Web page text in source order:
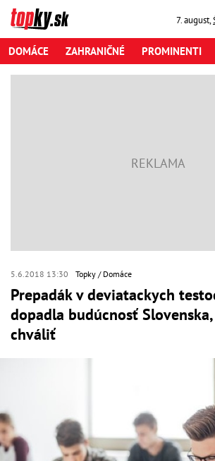
7. august,
DOMÁCE ZAHRANIČNÉ PROMINENTI
5.6.2018 13:30 Topky Domáce
Prepadák v deviatackych
dopadla budúcnosť
chváliť